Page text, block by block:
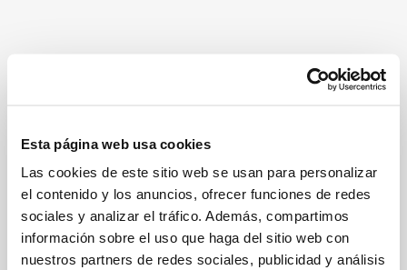
Esta página web usa cookies
Las cookies de este sitio web se usan para personalizar
el contenido y los anuncios, ofrecer funciones de redes
sociales y analizar el tráfico. Además, compartimos
información sobre el uso que haga del sitio web con
nuestros partners de redes sociales, publicidad y análisis